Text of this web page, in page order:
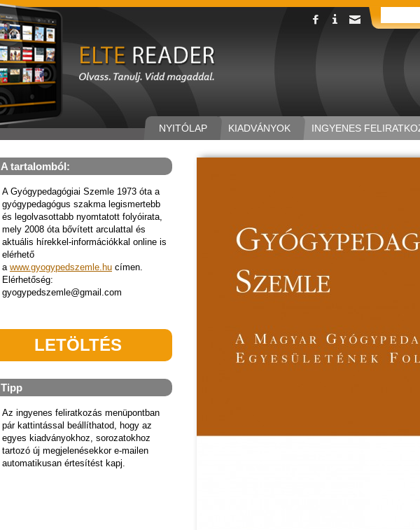
INGYENES
KIADVÁNYOK
NYITÓLAP
A tartalomból:
A Gyógypedagógiai Szemle 1973 óta a
gyógypedagógus szakma legismertebb
és legolvasottabb nyomtatott folyóirata,
mely 2008 óta bővített arculattal és
aktuális hírekkel-információkkal online is
elérhető
a www.gyogypedszemle.hu címen.
Elérhetőség:
gyogypedszemle@gmail.com
LETÖLTÉS
Tipp
Az ingyenes feliratkozás menüpontban
pár kattintással beállíthatod, hogy az
egyes kiadványokhoz, sorozatokhoz
tartozó új megjelenésekkor e-mailen
automatikusan értesítést kapj.